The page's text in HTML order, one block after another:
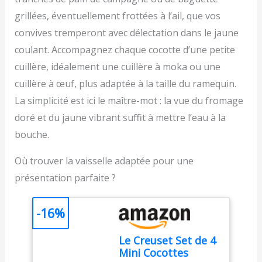
poignées résistantes à la
en toute sécurité et
confort, offrant une
expérience de cuisine
Facile à Nettoyer et à
Ranger : Grâce à sa
surface lisse, les aliments
se démoulent
au lave-vaisselle. De plus,
d'économiser un espace
précieux en cuisine
Polyvalente : Avec la mini
cocotte, vous pouvez
préparer sans effort des
plats mijotés, des pâtés
MALACASA sont votre
excellent choix. PETITE
CASSEROLE AVEC
COUVERCLE : Notre petit
plat de cuisson est livré
avec des couvercles pour
éviter les déversements
et conserver la chaleur
facile. Plus de soucis
pour transporter les
chaudes. Les plats
couverts conservent
également les restes au
réfrigérateur sans
compromettre le goût.
POIGNÉE ROBUSTE :
grillées, éventuellement frottées à l’ail, que vos
convives tremperont avec délectation dans le jaune
coulant. Accompagnez chaque cocotte d’une petite
cuillère, idéalement une cuillère à moka ou une
cuillère à œuf, plus adaptée à la taille du ramequin.
La simplicité est ici le maître-mot : la vue du fromage
doré et du jaune vibrant suffit à mettre l’eau à la
bouche.
Où trouver la vaisselle adaptée pour une
présentation parfaite ?
Le Creuset Set de 4
Mini Cocottes
-16%